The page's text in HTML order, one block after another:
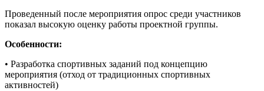
Проведенный после мероприятия опрос среди участников
показал высокую оценку работы проектной группы.
Особенности:
• Разработка спортивных заданий под концепцию
мероприятия (отход от традиционных спортивных
активностей)